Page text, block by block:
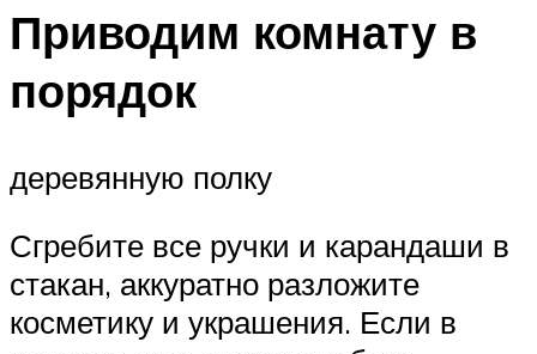
Приводим комнату в
порядок
деревянную полку
Сгребите все ручки и карандаши в
стакан, аккуратно разложите
косметику и украшения. Если в